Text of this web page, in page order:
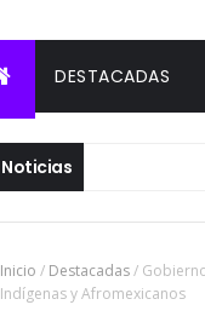
DESTACADAS
Noticias
Inicio / Destacadas/
Indígenas y Afromexicanos